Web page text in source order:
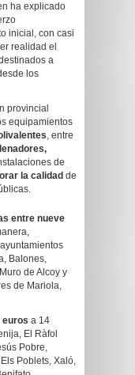
ha explicado
inicial, con casi
realidad el
a
los
provincial
equipamientos
, entre
de
la calidad de
entre nueve
Balones,
de Alcoy y
de Mariola,
euros a 14
El Ràfol
Pobre,
Poblets, Xaló,